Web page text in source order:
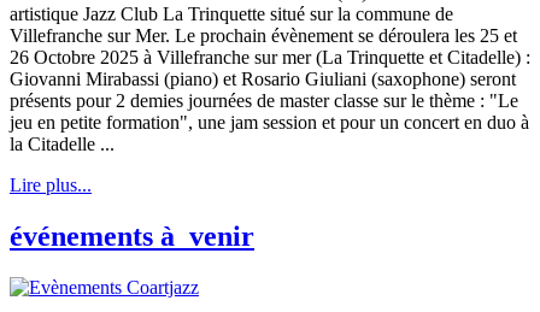
artistique Jazz Club La Trinquette situé sur la commune de
Villefranche sur Mer. Le prochain évènement se déroulera les 25 et
26 Octobre 2025 à Villefranche sur mer (La Trinquette et Citadelle) :
Giovanni Mirabassi (piano) et Rosario Giuliani (saxophone) seront
présents pour 2 demies journées de master classe sur le thème : "Le
jeu en petite formation", une jam session et pour un concert en duo à
la Citadelle ...
Lire plus...
événements à venir